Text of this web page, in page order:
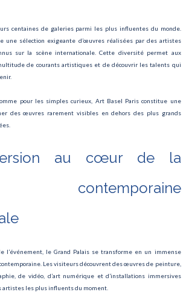
Symphonique
Moderne et Contemporaine
Mega Show
Carnaval de Paris
de Paris 2025
Lac des Cygnes
centaines de galeries parmi les plus influentes du monde.
une sélection exigeante d’œuvres réalisées par des artistes
sur la scène internationale. Cette diversité permet aux
de courants artistiques et de découvrir les talents qui
pour les simples curieux, Art Basel Paris constitue une
des œuvres rarement visibles en dehors des plus grands
au cœur de la
contemporaine
l’événement, le Grand Palais se transforme en un immense
Les visiteurs découvrent des œuvres de peinture,
de vidéo, d’art numérique et d’installations immersives
artistes les plus influents du moment.